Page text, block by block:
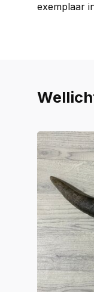
exemplaar